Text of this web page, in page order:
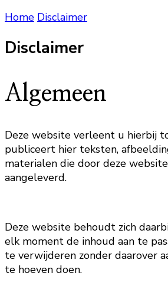
Home Disclaimer
Disclaimer
Algemeen
Deze website verleent u hierbij
publiceert hier teksten,
materialen die door deze
aangeleverd.
Deze website behoudt zich
elk moment de inhoud aan te
te verwijderen zonder daarover
te hoeven doen.